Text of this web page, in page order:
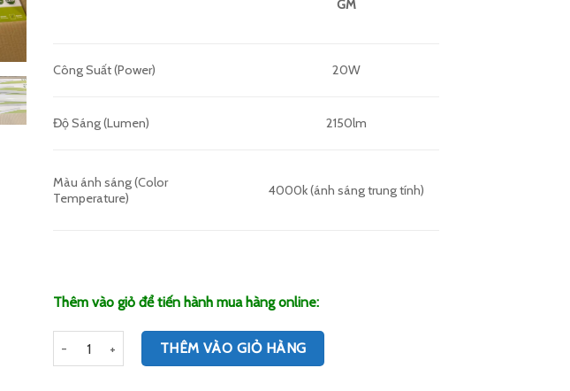
GM
Công Suất (Power) 20W
Độ Sáng (Lumen) 2150lm
Màu ánh sáng (Color
Temperature)
4000k (ánh sáng trung tính)
Thêm vào giỏ để tiến hành mua hàng online:
Số lượng THÊM VÀO GIỎ HÀNG